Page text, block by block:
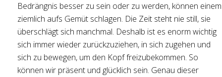
Bedrängnis besser zu sein oder zu werden, können einem
ziemlich aufs Gemüt schlagen. Die Zeit steht nie still, sie
überschlägt sich manchmal. Deshalb ist es enorm wichtig
sich immer wieder zurückzuziehen, in sich zugehen und
sich zu bewegen, um den Kopf freizubekommen. So
können wir präsent und glücklich sein. Genau dieser